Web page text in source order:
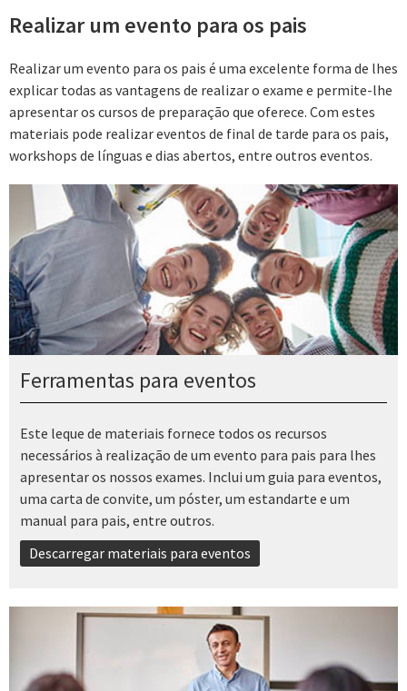
Realizar um evento para os pais
Realizar um evento para os pais é uma excelente forma de lhes
explicar todas as vantagens de realizar o exame e permite-lhe
apresentar os cursos de preparação que oferece. Com estes
materiais pode realizar eventos de final de tarde para os pais,
workshops de línguas e dias abertos, entre outros eventos.
Ferramentas para eventos
Este leque de materiais fornece todos os recursos
necessários à realização de um evento para pais para lhes
apresentar os nossos exames. Inclui um guia para eventos,
uma carta de convite, um póster, um estandarte e um
manual para pais, entre outros.
Descarregar materiais para eventos